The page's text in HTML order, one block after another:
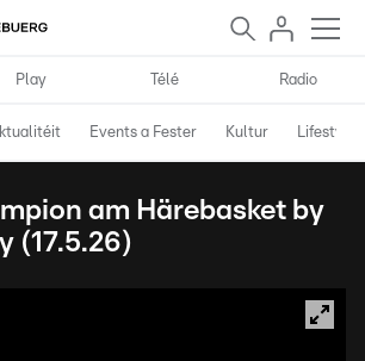
Play Télé Radio
Events a Fester Kultur Lifestyle
am Härebasket by
(17.5.26)